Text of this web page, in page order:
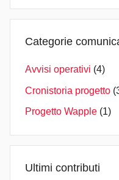
Categorie
Avvisi operativi (4)
Cronistoria progetto
Progetto Wapple (1)
Ultimi contributi